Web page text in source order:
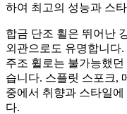
하여 최고의 성능과 스
합금 단조 휠은 뛰어난
외관으로도 유명합니다
주조 휠로는 불가능했
습니다. 스플릿 스포크,
중에서 취향과 스타일
다.